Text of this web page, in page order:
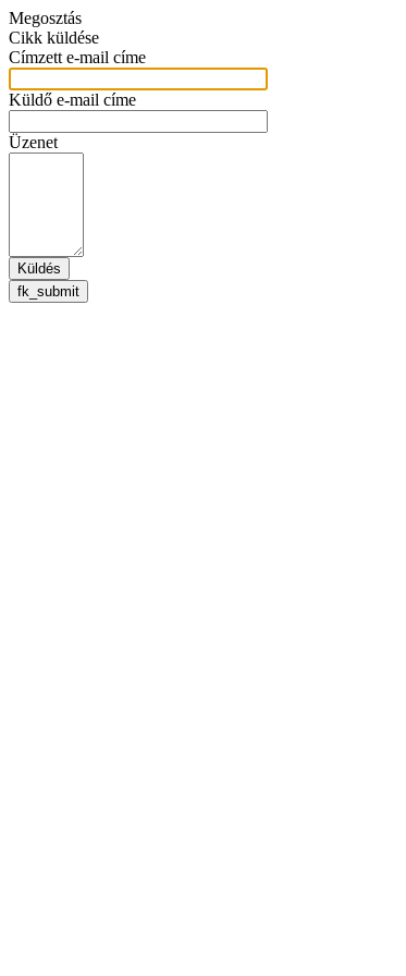
Megosztás
Cikk küldése
Címzett e-mail címe
Küldő e-mail címe
Üzenet